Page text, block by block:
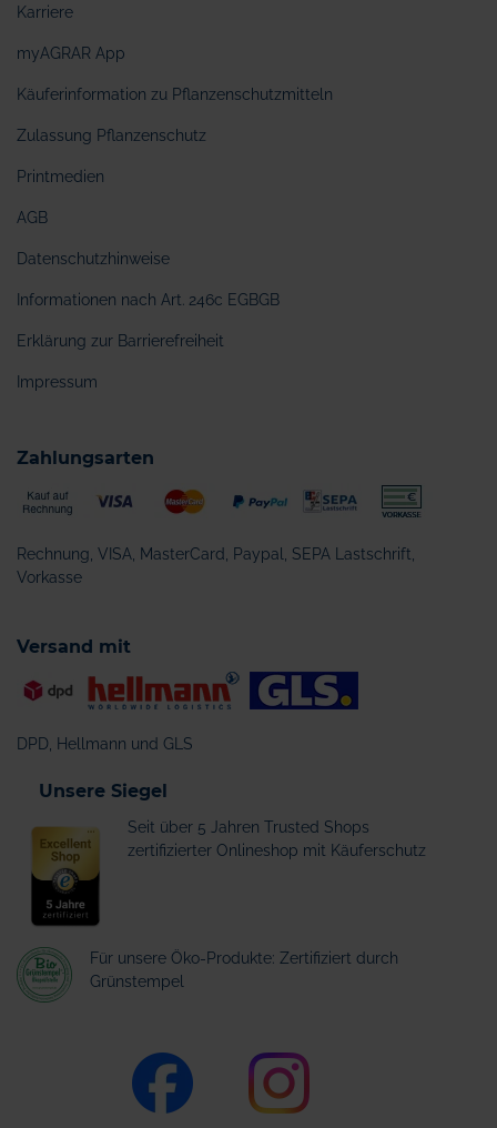
Karriere
myAGRAR App
Käuferinformation zu Pflanzenschutzmitteln
Zulassung Pflanzenschutz
Printmedien
AGB
Datenschutzhinweise
Informationen nach Art. 246c EGBGB
Erklärung zur Barrierefreiheit
Impressum
Zahlungsarten
Rechnung, VISA, MasterCard, Paypal, SEPA Lastschrift,
Vorkasse
Versand mit
DPD, Hellmann und GLS
Unsere Siegel
Seit über 5 Jahren Trusted Shops
zertifizierter Onlineshop mit Käuferschutz
Für unsere Öko-Produkte: Zertifiziert durch
Grünstempel